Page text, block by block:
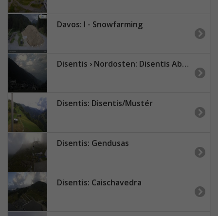
Davos: I - Snowfarming
Disentis › Nordosten: Disentis Abbey
Disentis: Disentis/Mustér
Disentis: Gendusas
Disentis: Caischavedra